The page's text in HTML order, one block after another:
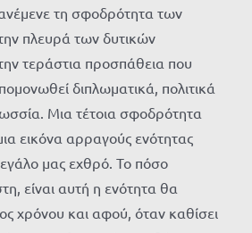
ανέμενε τη σφοδρότητα των
πλευρά των δυτικών
τεράστια προσπάθεια που
διπλωματικά, πολιτικά
Μια τέτοια σφοδρότητα
εικόνα αρραγούς ενότητας
μας εχθρό. Το πόσο
είναι αυτή η ενότητα θα
χρόνου και αφού, όταν καθίσει